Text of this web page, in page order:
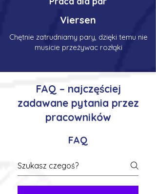
Viersen
Chętnie zatrudniamy pary, dzięki temu nie
musicie przeżywac rozłąki
FAQ – najczęściej
zadawane pytania przez
pracowników
FAQ